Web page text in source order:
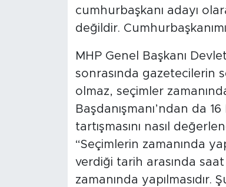
cumhurbaşkanı adayı
değildir.
MHP Genel Başkanı
sonrasında gazetecilerin
olmaz, seçimler
Başdanışmanı’ndan da
tartışmasını nasıl
“Seçimlerin zamanında
verdiği tarih arasında
zamanında yapılmasıdır.